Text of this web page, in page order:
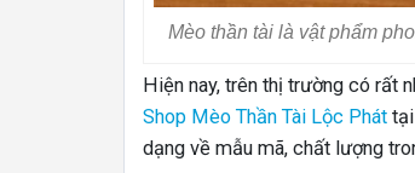
Mèo thần tài là vật phẩm
Hiện nay, trên thị trường có rất
Shop Mèo Thần Tài Lộc Phát
dạng về mẫu mã, chất lượng